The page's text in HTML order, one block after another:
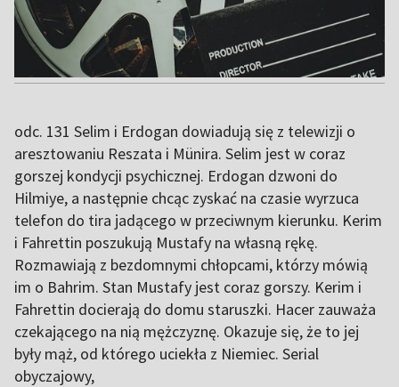
odc. 131 Selim i Erdogan dowiadują się z telewizji o
aresztowaniu Reszata i Münira. Selim jest w coraz
gorszej kondycji psychicznej. Erdogan dzwoni do
Hilmiye, a następnie chcąc zyskać na czasie wyrzuca
telefon do tira jadącego w przeciwnym kierunku. Kerim
i Fahrettin poszukują Mustafy na własną rękę.
Rozmawiają z bezdomnymi chłopcami, którzy mówią
im o Bahrim. Stan Mustafy jest coraz gorszy. Kerim i
Fahrettin docierają do domu staruszki. Hacer zauważa
czekającego na nią mężczyznę. Okazuje się, że to jej
były mąż, od którego uciekła z Niemiec. Serial
obyczajowy,